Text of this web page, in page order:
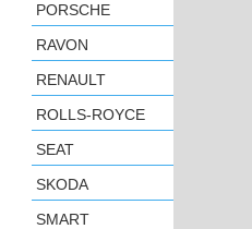
PORSCHE
RAVON
RENAULT
ROLLS-ROYCE
SEAT
SKODA
SMART